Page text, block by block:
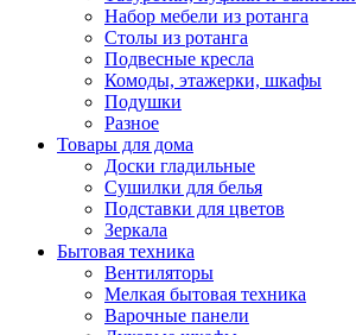
Набор мебели из ротанга
Столы из ротанга
Подвесные кресла
Комоды, этажерки, шкафы
Подушки
Разное
Товары для дома
Доски гладильные
Сушилки для белья
Подставки для цветов
Зеркала
Бытовая техника
Вентиляторы
Мелкая бытовая техника
Варочные панели